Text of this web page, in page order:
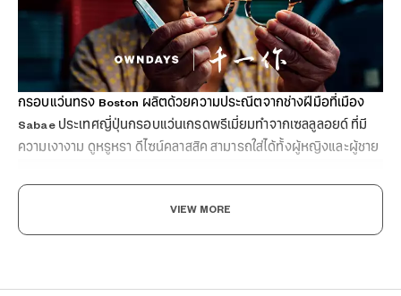
กรอบแว่นทรง Boston ผลิตด้วยความประณีตจากช่างฝีมือที่เมือง
Sabae ประเทศญี่ปุ่นกรอบแว่นเกรดพรีเมี่ยมทำจากเซลลูลอยด์ ที่มี
ความเงางาม ดูหรูหรา ดีไซน์คลาสสิค สามารถใส่ได้ทั้งผู้หญิงและผู้ชาย
VIEW MORE